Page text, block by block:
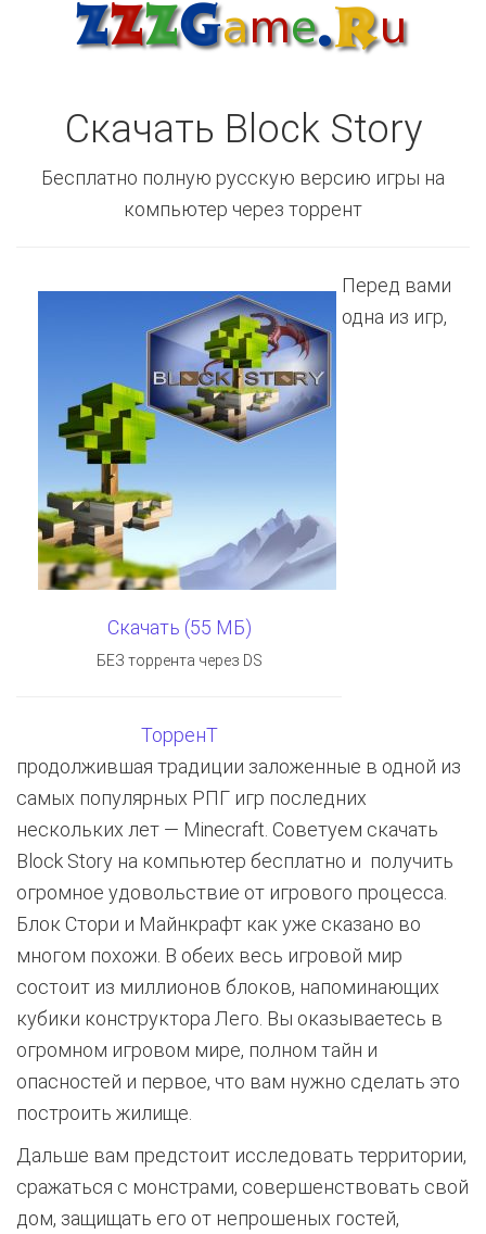
Скачать Block Story
Бесплатно полную русскую версию игры на
компьютер через торрент
Скачать (55 МБ)
БЕЗ торрента через DS
ТорренТ
Перед вами
одна из игр,
продолжившая традиции заложенные в одной из
самых популярных РПГ игр последних
нескольких лет — Minecraft. Советуем скачать
Block Story на компьютер бесплатно и получить
огромное удовольствие от игрового процесса.
Блок Стори и Майнкрафт как уже сказано во
многом похожи. В обеих весь игровой мир
состоит из миллионов блоков, напоминающих
кубики конструктора Лего. Вы оказываетесь в
огромном игровом мире, полном тайн и
опасностей и первое, что вам нужно сделать это
построить жилище.
Дальше вам предстоит исследовать территории,
сражаться с монстрами, совершенствовать свой
дом, защищать его от непрошеных гостей,